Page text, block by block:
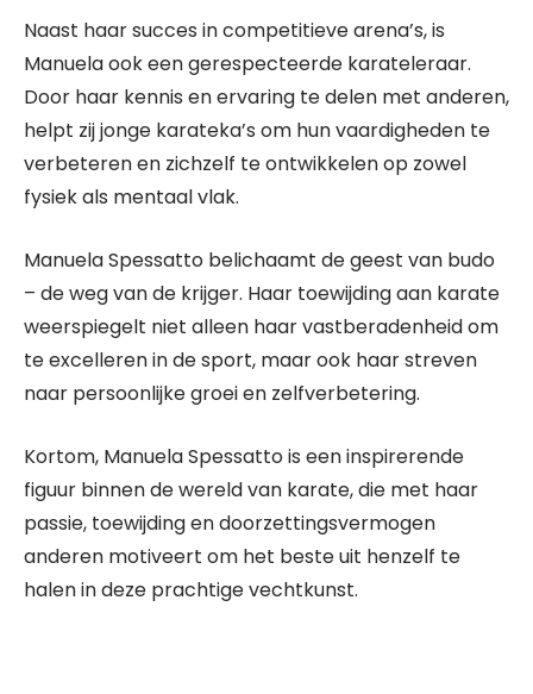
Naast haar succes in competitieve arena’s, is
Manuela ook een gerespecteerde karateleraar.
Door haar kennis en ervaring te delen met anderen,
helpt zij jonge karateka’s om hun vaardigheden te
verbeteren en zichzelf te ontwikkelen op zowel
fysiek als mentaal vlak.
Manuela Spessatto belichaamt de geest van budo
– de weg van de krijger. Haar toewijding aan karate
weerspiegelt niet alleen haar vastberadenheid om
te excelleren in de sport, maar ook haar streven
naar persoonlijke groei en zelfverbetering.
Kortom, Manuela Spessatto is een inspirerende
figuur binnen de wereld van karate, die met haar
passie, toewijding en doorzettingsvermogen
anderen motiveert om het beste uit henzelf te
halen in deze prachtige vechtkunst.